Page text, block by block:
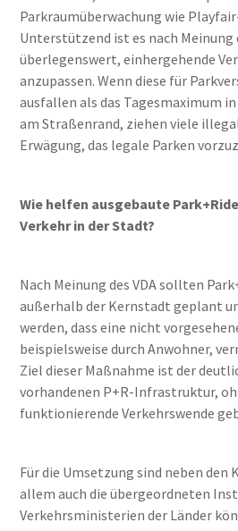
Parkraumüberwachung wie
Unterstützend ist es nach Meinung
überlegenswert, einhergehende
anzupassen. Wenn diese für
ausfallen als das Tagesmaximum
am Straßenrand, ziehen viele
Erwägung, das legale Parken
Wie helfen ausgebaute
Verkehr in der Stadt?
Nach Meinung des VDA sollten
außerhalb der Kernstadt geplant
werden, dass eine nicht
beispielsweise durch Anwohner,
Ziel dieser Maßnahme ist der
vorhandenen P+R-Infrastruktur,
funktionierende Verkehrswende
Für die Umsetzung sind neben den
allem auch die übergeordneten
Verkehrsministerien der Länder